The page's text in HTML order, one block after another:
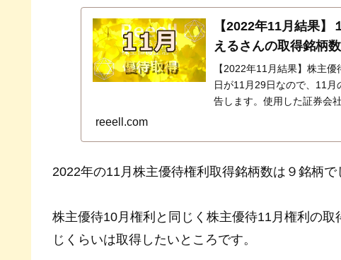
【2022年11月結果
えるさんの取得銘柄
【2022年11月結果】株主
日が11月29日なので、11
告します。使用した証券会
楽天証券でした。ＧＭＯク
reeell.com
2022年の11月株主優待権利取得銘柄数は９銘柄で
株主優待10月権利と同じく株主優待11月権利の
じくらいは取得したいところです。